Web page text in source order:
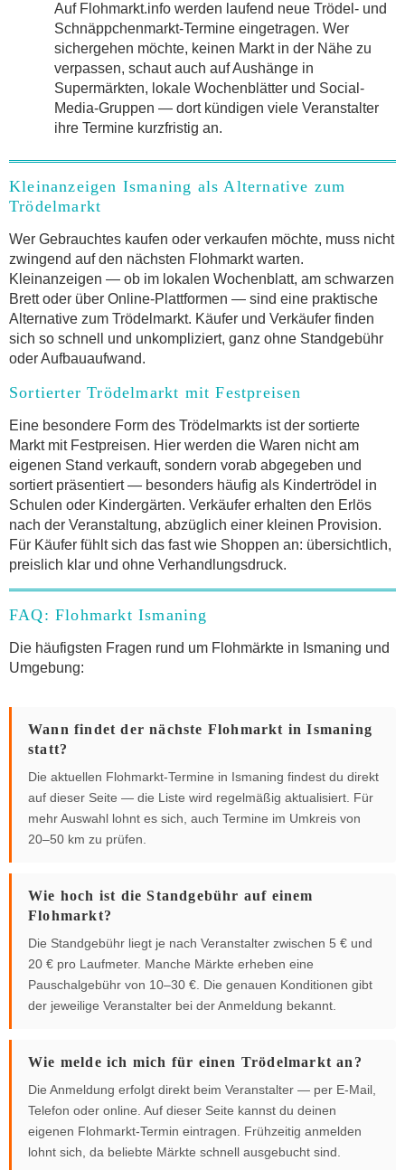
Auf Flohmarkt.info werden laufend neue Trödel- und
Schnäppchenmarkt-Termine eingetragen. Wer
sichergehen möchte, keinen Markt in der Nähe zu
verpassen, schaut auch auf Aushänge in
Supermärkten, lokale Wochenblätter und Social-
Media-Gruppen — dort kündigen viele Veranstalter
ihre Termine kurzfristig an.
Kleinanzeigen Ismaning als Alternative zum
Trödelmarkt
Wer Gebrauchtes kaufen oder verkaufen möchte, muss nicht
zwingend auf den nächsten Flohmarkt warten.
Kleinanzeigen — ob im lokalen Wochenblatt, am schwarzen
Brett oder über Online-Plattformen — sind eine praktische
Alternative zum Trödelmarkt. Käufer und Verkäufer finden
sich so schnell und unkompliziert, ganz ohne Standgebühr
oder Aufbauaufwand.
Sortierter Trödelmarkt mit Festpreisen
Eine besondere Form des Trödelmarkts ist der sortierte
Markt mit Festpreisen. Hier werden die Waren nicht am
eigenen Stand verkauft, sondern vorab abgegeben und
sortiert präsentiert — besonders häufig als Kindertrödel in
Schulen oder Kindergärten. Verkäufer erhalten den Erlös
nach der Veranstaltung, abzüglich einer kleinen Provision.
Für Käufer fühlt sich das fast wie Shoppen an: übersichtlich,
preislich klar und ohne Verhandlungsdruck.
FAQ: Flohmarkt Ismaning
Die häufigsten Fragen rund um Flohmärkte in Ismaning und
Umgebung:
Wann findet der nächste Flohmarkt in Ismaning
statt?
Die aktuellen Flohmarkt-Termine in Ismaning findest du direkt
auf dieser Seite — die Liste wird regelmäßig aktualisiert. Für
mehr Auswahl lohnt es sich, auch Termine im Umkreis von
20–50 km zu prüfen.
Wie hoch ist die Standgebühr auf einem
Flohmarkt?
Die Standgebühr liegt je nach Veranstalter zwischen 5 € und
20 € pro Laufmeter. Manche Märkte erheben eine
Pauschalgebühr von 10–30 €. Die genauen Konditionen gibt
der jeweilige Veranstalter bei der Anmeldung bekannt.
Wie melde ich mich für einen Trödelmarkt an?
Die Anmeldung erfolgt direkt beim Veranstalter — per E-Mail,
Telefon oder online. Auf dieser Seite kannst du deinen
eigenen Flohmarkt-Termin eintragen. Frühzeitig anmelden
lohnt sich, da beliebte Märkte schnell ausgebucht sind.